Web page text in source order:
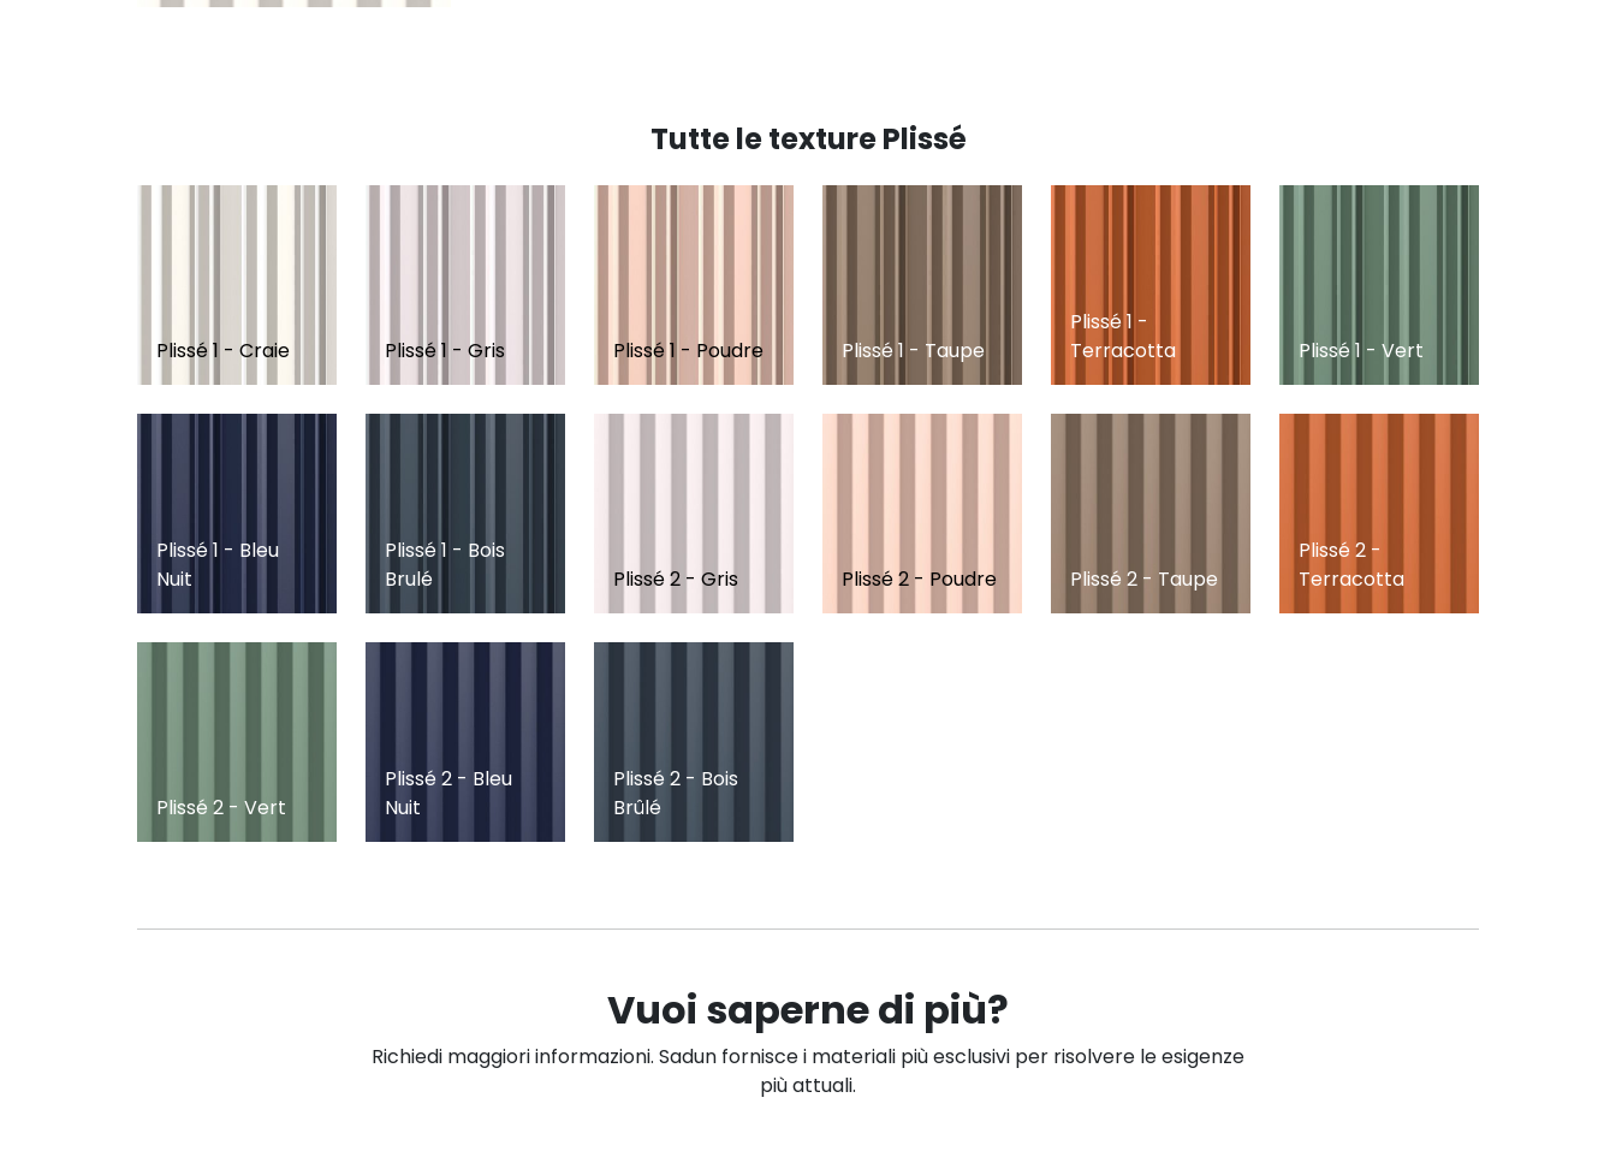
Tutte le texture Plissé
Plissé 1 - Craie Plissé 1 - Gris Plissé 1 - Poudre Plissé 1 - Taupe
Plissé 1 -
Terracotta
Plissé 1 - Vert
Plissé 1 - Bleu
Nuit
Plissé 1 - Bois
Brulé
Plissé 2 - Gris Plissé 2 - Poudre Plissé 2 - Taupe
Plissé 2 -
Terracotta
Plissé 2 - Vert
Plissé 2 - Bleu
Nuit
Plissé 2 - Bois
Brûlé
Vuoi saperne di più?
Richiedi maggiori informazioni. Sadun fornisce i materiali più esclusivi per risolvere le esigenze
più attuali.